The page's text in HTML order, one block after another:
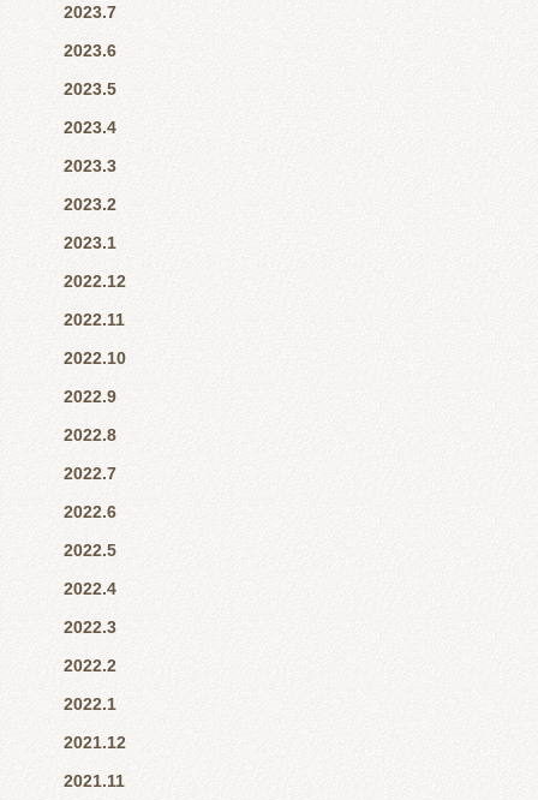
2023.7
2023.6
2023.5
2023.4
2023.3
2023.2
2023.1
2022.12
2022.11
2022.10
2022.9
2022.8
2022.7
2022.6
2022.5
2022.4
2022.3
2022.2
2022.1
2021.12
2021.11